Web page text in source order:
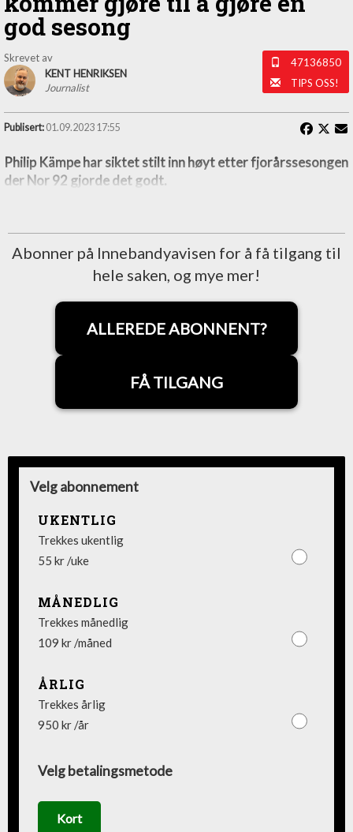
god sesong
Skrevet av
KENT HENRIKSEN
Journalist
47136850
TIPS OSS!
Publisert: 01.09.2023 17:55
Philip Kämpe har siktet stilt inn høyt etter fjorårssesongen
der Nor 92 gjorde det godt.
Abonner på Innebandyavisen for å få tilgang til
hele saken, og mye mer!
ALLEREDE ABONNENT?
FÅ TILGANG
Velg abonnement
UKENTLIG
Trekkes ukentlig
55 kr /uke
MÅNEDLIG
Trekkes månedlig
109 kr /måned
ÅRLIG
Trekkes årlig
950 kr /år
Velg betalingsmetode
Kort